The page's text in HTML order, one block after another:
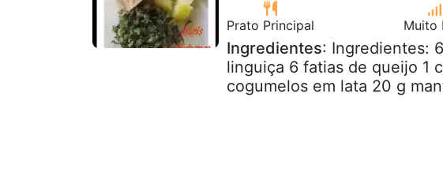
Prato Principal Muito
Ingredientes: Ingredientes:
linguiça 6 fatias de queijo 1
cogumelos em lata 20 g